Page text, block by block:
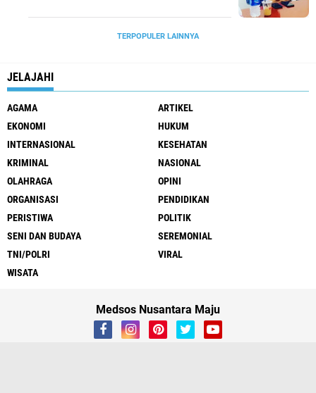
TERPOPULER LAINNYA
JELAJAHI
AGAMA
ARTIKEL
EKONOMI
HUKUM
INTERNASIONAL
KESEHATAN
KRIMINAL
NASIONAL
OLAHRAGA
OPINI
ORGANISASI
PENDIDIKAN
PERISTIWA
POLITIK
SENI DAN BUDAYA
SEREMONIAL
TNI/POLRI
VIRAL
WISATA
Medsos Nusantara Maju